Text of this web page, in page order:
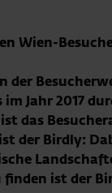
Wien-
der
Jahr 2017
das
der Birdly:
finden ist der